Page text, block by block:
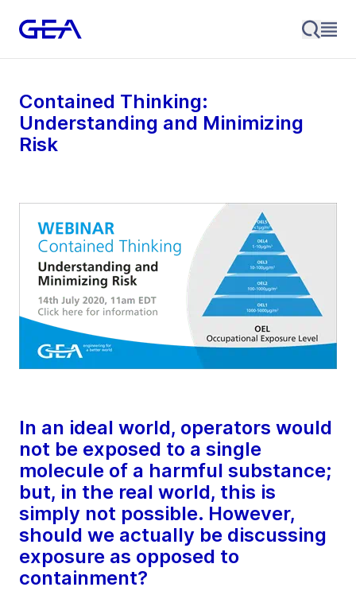
Contained Thinking:
Understanding and Minimizing
Risk
In an ideal world, operators would
not be exposed to a single
molecule of a harmful substance;
but, in the real world, this is
simply not possible. However,
should we actually be discussing
exposure as opposed to
containment?